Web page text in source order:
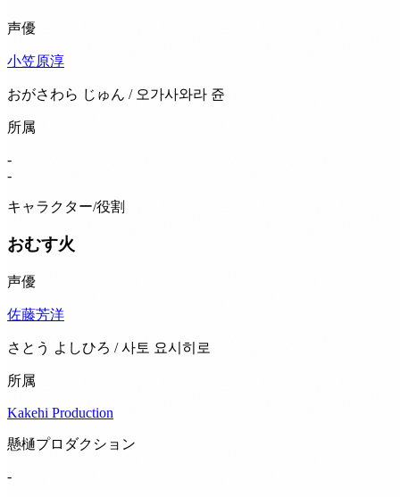
声優
小笠原淳
おがさわら じゅん / 오가사와라 쥰
所属
-
-
キャラクター/役割
おむす火
声優
佐藤芳洋
さとう よしひろ / 사토 요시히로
所属
Kakehi Production
懸樋プロダクション
-